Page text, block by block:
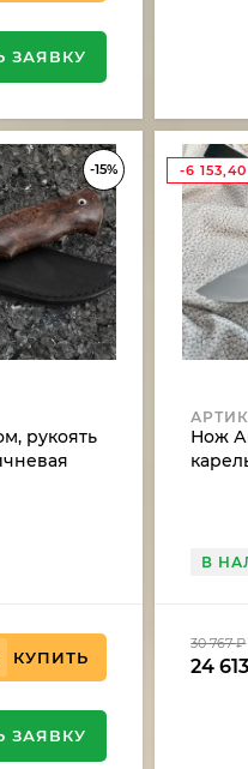
ЗАЯВКУ
-15%
рукоять
КУПИТЬ
ЗАЯВКУ
-6
Нож
В
30 767₽
24